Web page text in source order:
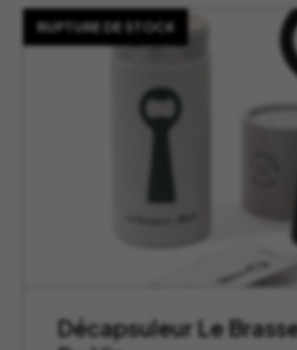
RUPTURE DE STOCK
Décapsuleur Le